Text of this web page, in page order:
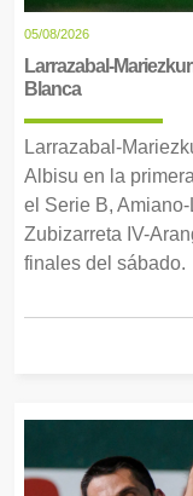
05/08/2026
Larrazabal-
Blanca
Larrazabal-
Albisu en la
el Serie B,
Zubizarreta IV-
finales del sábado.